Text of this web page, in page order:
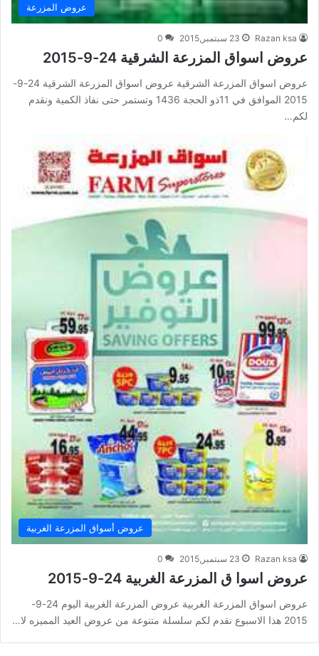
عروض المزرعة
Razan ksa 23 سبتمبر,2015 0
عروض اسواق المزرعة الشرقية 24-9-2015
عروض اسواق المزرعة الشرقية عروض اسواق المزرعة الشرقية 24-9-
2015 الموافق في 11ذو الحجة 1436 وتستمر حتى نفاذ الكمية ونقدم
لكم…
عروض أسواق المزرعة الغربية
Razan ksa 23 سبتمبر,2015 0
عروض اسوا ق المزرعة الغربية 24-9-2015
عروض اسواق المزرعة الغربية عروض المزرعة الغربية اليوم 24-9-
2015 هذا الاسبوع نقدم لكم سلسلة متنوعة من عروض العيد المميزه لا…